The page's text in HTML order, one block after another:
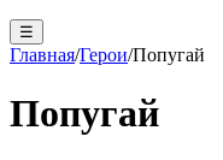
☰
Главная/Герои/Попугай
Попугай